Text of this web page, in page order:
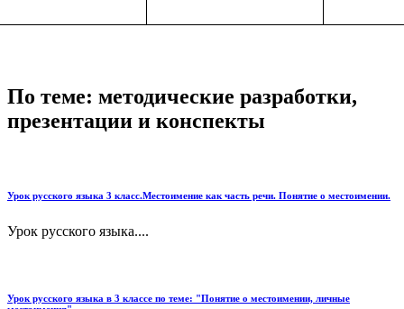
По теме: методические разработки,
презентации и конспекты
Урок русского языка 3 класс.Местоимение как часть речи. Понятие о местоимении.
Урок русского языка....
Урок русского языка в 3 классе по теме: "Понятие о местоимении, личные